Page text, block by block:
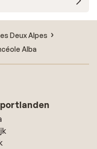
Deux Alpes
Alba